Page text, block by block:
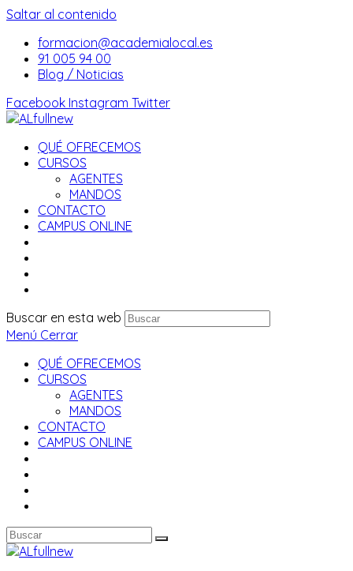
Saltar al contenido
formacion@academialocal.es
91 005 94 00
Blog / Noticias
Facebook Instagram Twitter
QUÉ OFRECEMOS
CURSOS
AGENTES
MANDOS
CONTACTO
CAMPUS ONLINE
Buscar en esta web
Menú Cerrar
QUÉ OFRECEMOS
CURSOS
AGENTES
MANDOS
CONTACTO
CAMPUS ONLINE